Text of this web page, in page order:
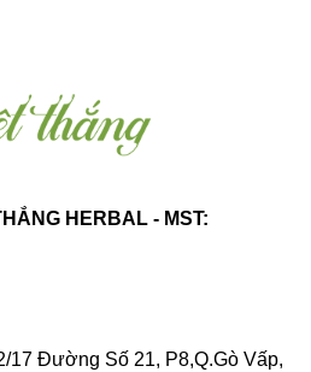
HERBAL - MST:
17 Đường Số 21, P8,Q.Gò Vấp,